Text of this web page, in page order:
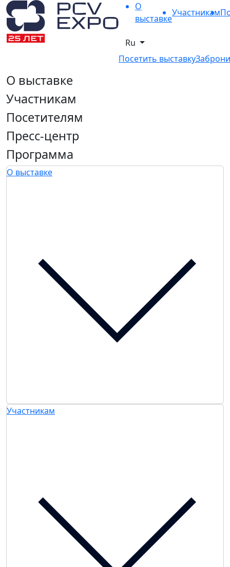
О
выставке
Участникам
Ru
Посетить выставку
О выставке
Участникам
Посетителям
Пресс-центр
Программа
О выставке
Участникам